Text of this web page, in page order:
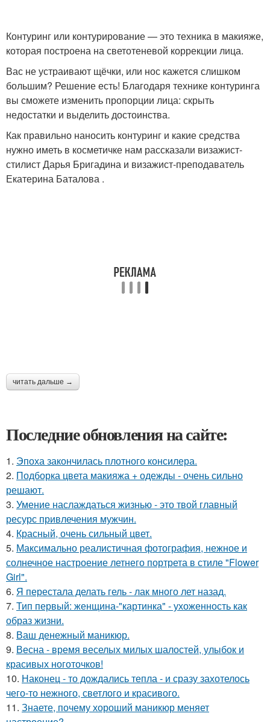
Контуринг или контурирование — это техника в макияже,
которая построена на светотеневой коррекции лица.
Вас не устраивают щёчки, или нос кажется слишком
большим? Решение есть! Благодаря технике контуринга
вы сможете изменить пропорции лица: скрыть
недостатки и выделить достоинства.
Как правильно наносить контуринг и какие средства
нужно иметь в косметичке нам рассказали визажист-
стилист Дарья Бригадина и визажист-преподаватель
Екатерина Баталова .
читать дальше →
Последние обновления на сайте:
1. Эпоха закончилась плотного консилера.
2. Подборка цвета макияжа + одежды - очень сильно
решают.
3. Умение наслаждаться жизнью - это твой главный
ресурс привлечения мужчин.
4. Красный, очень сильный цвет.
5. Максимально реалистичная фотография, нежное и
солнечное настроение летнего портрета в стиле "Flower
Girl".
6. Я перестала делать гель - лак много лет назад.
7. Тип первый: женщина-"картинка" - ухоженность как
образ жизни.
8. Ваш денежный маникюр.
9. Весна - время веселых милых шалостей, улыбок и
красивых ноготочков!
10. Наконец - то дождались тепла - и сразу захотелось
чего-то нежного, светлого и красивого.
11. Знаете, почему хороший маникюр меняет